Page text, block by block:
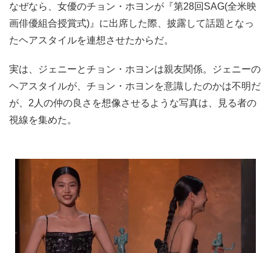
なぜなら、女優のチョン・ホヨンが『第28回SAG(全米映
画俳優組合授賞式)』に出席した際、披露して話題となっ
たヘアスタイルを連想させたからだ。
実は、ジェニーとチョン・ホヨンは親友関係。ジェニーの
ヘアスタイルが、チョン・ホヨンを意識したのかは不明だ
が、2人の仲の良さを想像させるような写真は、見る者の
視線を集めた。